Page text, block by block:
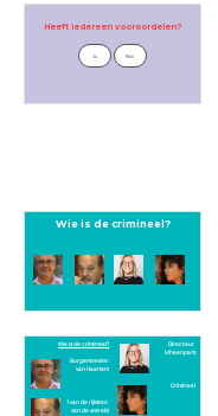
Heeft iedereen vooroordelen?
Ja Nee
Wie is de crimineel?
Wie is de crimineel?
Burgemeester
van Haarlem
1 van de rijksten
van de wereld
Directeur
Mheenpark
Crimineel